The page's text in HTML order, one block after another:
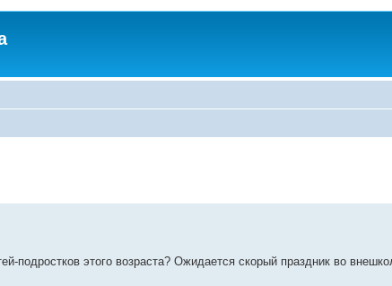
подростков этого возраста? Ожидается скорый праздник во